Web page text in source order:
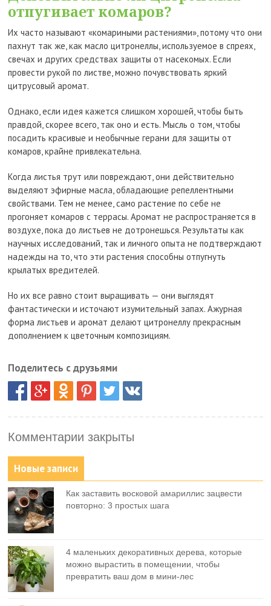
отпугивает комаров?
Их часто называют «комариными растениями», потому что они
пахнут так же, как масло цитронеллы, используемое в спреях,
свечах и других средствах защиты от насекомых. Если
провести рукой по листве, можно почувствовать яркий
цитрусовый аромат.
Однако, если идея кажется слишком хорошей, чтобы быть
правдой, скорее всего, так оно и есть. Мысль о том, чтобы
посадить красивые и необычные герани для защиты от
комаров, крайне привлекательна.
Когда листья трут или повреждают, они действительно
выделяют эфирные масла, обладающие репеллентными
свойствами. Тем не менее, само растение по себе не
прогоняет комаров с террасы. Аромат не распространяется в
воздухе, пока до листьев не дотронешься. Результаты как
научных исследований, так и личного опыта не подтверждают
надежды на то, что эти растения способны отпугнуть
крылатых вредителей.
Но их все равно стоит выращивать — они выглядят
фантастически и источают изумительный запах. Ажурная
форма листьев и аромат делают цитронеллу прекрасным
дополнением к цветочным композициям.
Поделитесь с друзьями
Комментарии закрыты
Новые записи
Как заставить восковой амариллис зацвести
повторно: 3 простых шага
4 маленьких декоративных дерева, которые
можно вырастить в помещении, чтобы
превратить ваш дом в мини-лес